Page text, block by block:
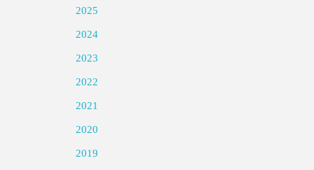
2025
2024
2023
2022
2021
2020
2019